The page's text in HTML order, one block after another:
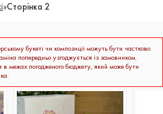
»Сторінка 2
букеті чи композиції можуть бути частково
попередньо узгоджується із замовником.
в межах погодженого бюджету, який може бути